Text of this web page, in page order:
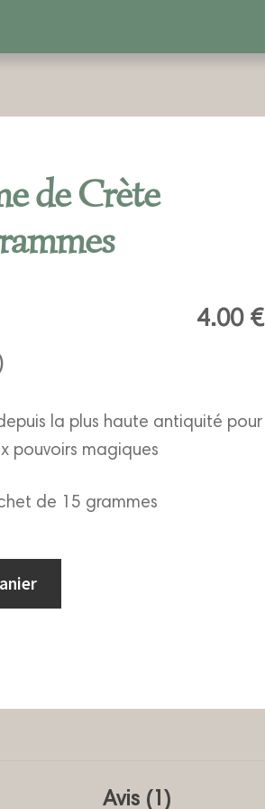
de Crète
4.00 €
la plus haute antiquité pour
pouvoirs magiques
de 15 grammes
Avis (1)